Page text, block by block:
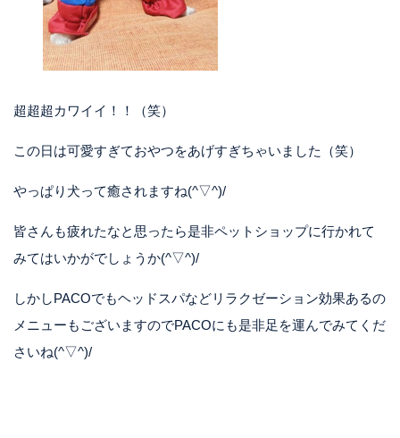
超超超カワイイ！！（笑）
この日は可愛すぎておやつをあげすぎちゃいました（笑）
やっぱり犬って癒されますね(^▽^)/
皆さんも疲れたなと思ったら是非ペットショップに行かれて
みてはいかがでしょうか(^▽^)/
しかしPACOでもヘッドスパなどリラクゼーション効果あるの
メニューもございますのでPACOにも是非足を運んでみてくだ
さいね(^▽^)/